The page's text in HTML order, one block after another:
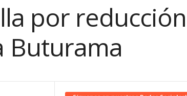
por reducción
Buturama